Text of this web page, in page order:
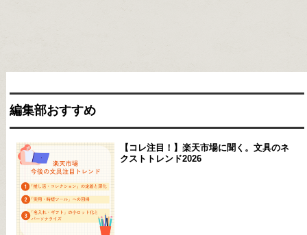
編集部おすすめ
【コレ注目！】楽天市場に聞く。文具のネ
クストトレンド2026